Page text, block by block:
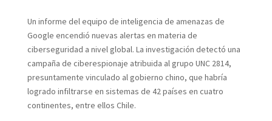
Un informe del equipo de inteligencia de amenazas de
Google encendió nuevas alertas en materia de
ciberseguridad a nivel global. La investigación detectó una
campaña de ciberespionaje atribuida al grupo UNC 2814,
presuntamente vinculado al gobierno chino, que habría
logrado infiltrarse en sistemas de 42 países en cuatro
continentes, entre ellos Chile.